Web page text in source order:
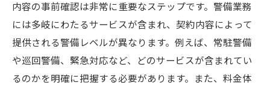
内容の事前確認は非常に重要なステップです。警備業務
には多岐にわたるサービスが含まれ、契約内容によって
提供される警備レベルが異なります。例えば、常駐警備
や巡回警備、緊急対応など、どのサービスが含まれてい
るのかを明確に把握する必要があります。また、料金体